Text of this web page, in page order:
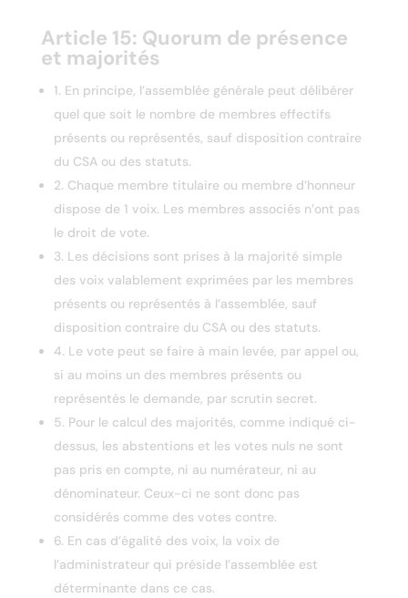
Article 15: Quorum de présence
et majorités
1. En principe, l’assemblée générale peut délibérer
quel que soit le nombre de membres effectifs
présents ou représentés, sauf disposition contraire
du CSA ou des statuts.
2. Chaque membre titulaire ou membre d’honneur
dispose de 1 voix. Les membres associés n’ont pas
le droit de vote.
3. Les décisions sont prises à la majorité simple
des voix valablement exprimées par les membres
présents ou représentés à l’assemblée, sauf
disposition contraire du CSA ou des statuts.
4. Le vote peut se faire à main levée, par appel ou,
si au moins un des membres présents ou
représentés le demande, par scrutin secret.
5. Pour le calcul des majorités, comme indiqué ci-
dessus, les abstentions et les votes nuls ne sont
pas pris en compte, ni au numérateur, ni au
dénominateur. Ceux-ci ne sont donc pas
considérés comme des votes contre.
6. En cas d’égalité des voix, la voix de
l’administrateur qui préside l’assemblée est
déterminante dans ce cas.